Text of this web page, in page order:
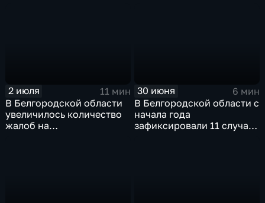
2 июля
11 мин
В Белгородской области
увеличилось количество
жалоб на
30 июня
6 мин
В Белгородской области с
начала года
зафиксировали 11 случаев